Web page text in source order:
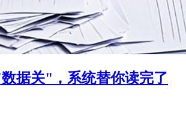
据关"，系统替你读完了